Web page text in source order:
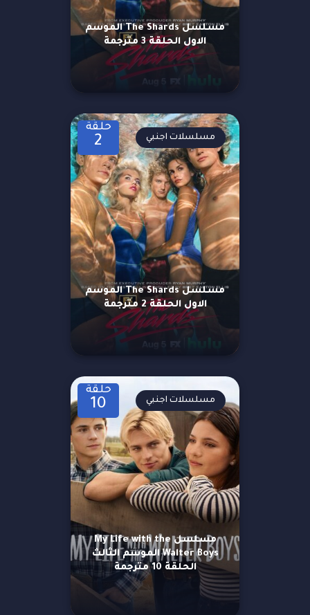
مسلسل The Shards الموسم
الاول الحلقة 3 مترجمة
حلقة
2
مسلسل The Shards الموسم
الاول الحلقة 2 مترجمة
مسلسلات اجنبي
حلقة
10
مسلسل My Life with the
Walter Boys الموسم الثالث
الحلقة 10 مترجمة
مسلسلات اجنبي